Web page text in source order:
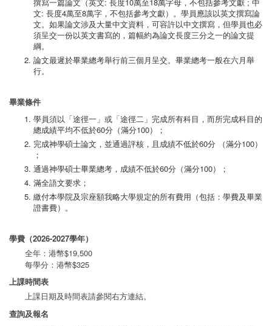
文: 長度4萬至8萬字，不包括參考文獻）。學員應該以英文撰寫論
文。如果論文涉及大量中文資料，可容許以中文撰寫，但學員也必
須呈交一份以英文書寫的，篇幅約為論文長度三分之一的論文提
綱。
論文最遲於畢業總考舉行前三個月呈交。畢業總考一般在六月舉
行。
畢業條件
學員須以「途徑一」或「途徑二」完成所有科目，而所完成科目的
總成績平均不低於60分（滿分100）；
完成神學碩士論文，並通過評核，且成績不低於60分 （滿分100）
；
通過神學碩士畢業總考，成績不低於60分（滿分100）；
滿全語文要求；
繳付本學院及宗座額我略大學規定的所有費用（包括：學費及畢業
證書費）。
學費（2026-2027學年）
全年：港幣$19,500
每學分：港幣$325
上課時間表
上課日期及時間表請參閱右方連結。
查詢及報名